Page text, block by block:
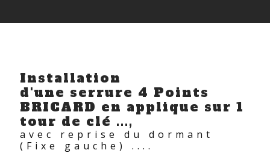
Installation
d'une serrure 4 Points
BRICARD en applique sur 1
tour de clé ...,
avec reprise du dormant
(Fixe gauche) ....